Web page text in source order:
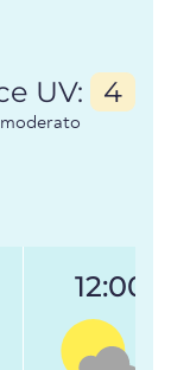
UV: 4
moderato
12:00